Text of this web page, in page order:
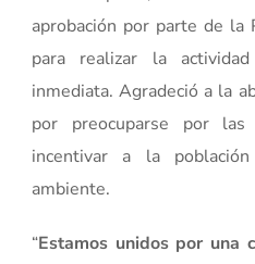
aprobación por parte de la
para realizar la
inmediata. Agradeció a la
por preocuparse por las
incentivar a la
ambiente.
“Estamos unidos por una